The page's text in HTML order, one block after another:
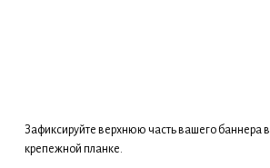
Зафиксируйте верхнюю часть вашего баннера в
крепежной планке.